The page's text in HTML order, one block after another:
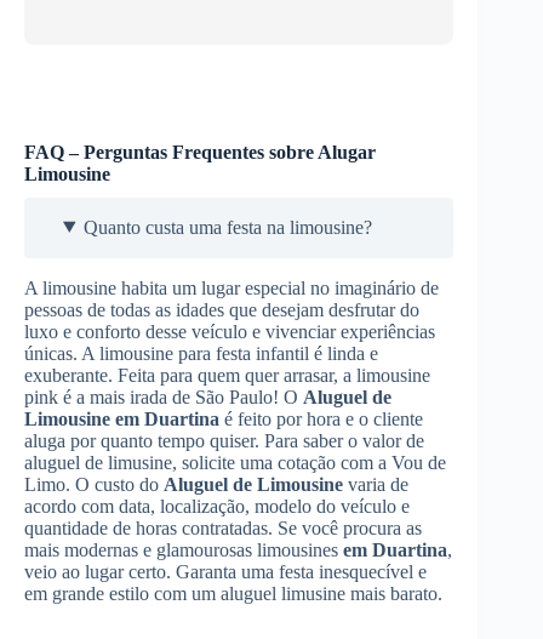
FAQ – Perguntas Frequentes sobre Alugar
Limousine
Quanto custa uma festa na limousine?
A limousine habita um lugar especial no imaginário de
pessoas de todas as idades que desejam desfrutar do
luxo e conforto desse veículo e vivenciar experiências
únicas. A limousine para festa infantil é linda e
exuberante. Feita para quem quer arrasar, a limousine
pink é a mais irada de São Paulo! O Aluguel de
Limousine em Duartina é feito por hora e o cliente
aluga por quanto tempo quiser. Para saber o valor de
aluguel de limusine, solicite uma cotação com a Vou de
Limo. O custo do Aluguel de Limousine varia de
acordo com data, localização, modelo do veículo e
quantidade de horas contratadas. Se você procura as
mais modernas e glamourosas limousines em Duartina,
veio ao lugar certo. Garanta uma festa inesquecível e
em grande estilo com um aluguel limusine mais barato.